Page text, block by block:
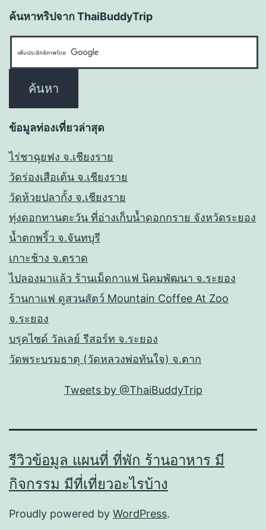
ค้นหาทริปจาก ThaiBuddyTrip
ข้อมูลท่องเที่ยวล่าสุด
ไร่ชาฉุยฟง จ.เชียงราย
วัดร่องเสือเต้น จ.เชียงราย
วัดห้วยปลากั้ง จ.เชียงราย
ทุ่งดอกทานตะวัน ที่อ่างเก็บน้ำดอกกราย จังหวัดระยอง
น้ำตกพริ้ว จ.จันทบุรี
เกาะช้าง จ.ตราด
ไปลองมาแล้ว ร้านเม็ดกาแฟ นิคมพัฒนา จ.ระยอง
ร้านกาแฟ ดูสวนสัตว์ Mountain Coffee At Zoo
จ.ระยอง
บรุคไซด์ วัลเลย์ รีสอร์ท จ.ระยอง
วัดพระบรมธาตุ (วัดหลวงพ่อทันใจ) จ.ตาก
Tweets by @ThaiBuddyTrip
รีวิวข้อมูล แผนที่ ที่พัก ร้านอาหาร มี
กิจกรรม มีที่เที่ยวอะไรบ้าง
Proudly powered by WordPress.